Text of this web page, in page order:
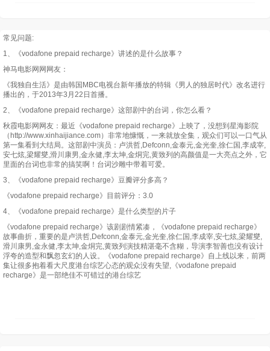
常见问题:
1、《vodafone prepaid recharge》讲述的是什么故事？
神马电影网网网友：
《我独自生活》是由韩国MBC电视台新年播放的特辑《男人的独居时代》改名进行
播出的，于2013年3月22日首播。
2、《vodafone prepaid recharge》这部剧中的台词，你怎么看？
秋霞电影网网友：最近《vodafone prepaid recharge》上映了，没想到星海影院
（http://www.xinhaijiance.com）非常地慷慨，一来就放全集，观众们可以一口气从
第一集看到大结局。这部剧中演员：卢洪哲,Defconn,金泰元,金光奎,徐仁国,李成宰,
安七炫,梁耀燮,滑川康男,金永健,李太坤,金烔完,黄致列的高颜值是一大亮点之外，它
里面的台词也非常的搞笑啊！台词沙雕中带着可爱。
3、《vodafone prepaid recharge》豆瓣评分多高？
《vodafone prepaid recharge》目前评分：3.0
4、《vodafone prepaid recharge》是什么类型的片子
《vodafone prepaid recharge》该剧剧情紧凑，《vodafone prepaid recharge》
故事曲折，重要的是卢洪哲,Defconn,金泰元,金光奎,徐仁国,李成宰,安七炫,梁耀燮,
滑川康男,金永健,李太坤,金烔完,黄致列演技精湛毫不含糊，导演李智善也没有设计
浮夸的造型和飘忽玄幻的人设。《vodafone prepaid recharge》自上线以来，前两
集让很多抱着看大尺度港台综艺心态的观众没有失望,《vodafone prepaid
recharge》是一部绝佳不可错过的港台综艺